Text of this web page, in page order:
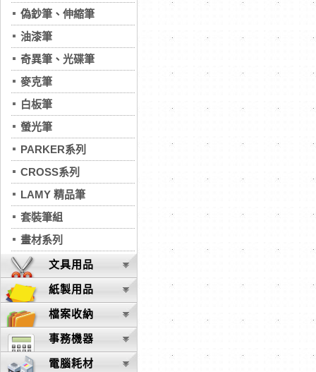
偽鈔筆、伸縮筆
油漆筆
奇異筆、光碟筆
麥克筆
白板筆
螢光筆
PARKER系列
CROSS系列
LAMY 精品筆
套裝筆組
畫材系列
文具用品
紙製用品
檔案收納
事務機器
電腦耗材